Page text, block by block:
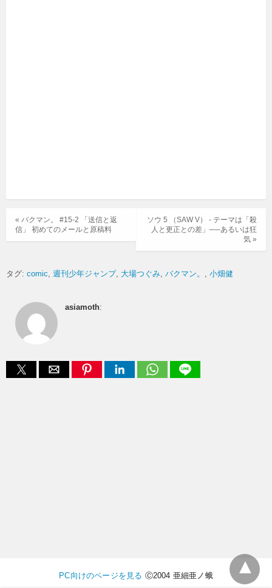
ソウ 5 （SAW V） - テーマは「殺
人と更正との差」──あるいは狂
気 »
« バクマン。 #15-2 「送信と返
信」 初めてのメールと原稿料
タグ: comic 週刊少年ジャンプ 大場つぐみ バクマン。 小畑健
asiamoth:
PC向けのページを見る Ⓒ2004 亜細亜ノ蛾